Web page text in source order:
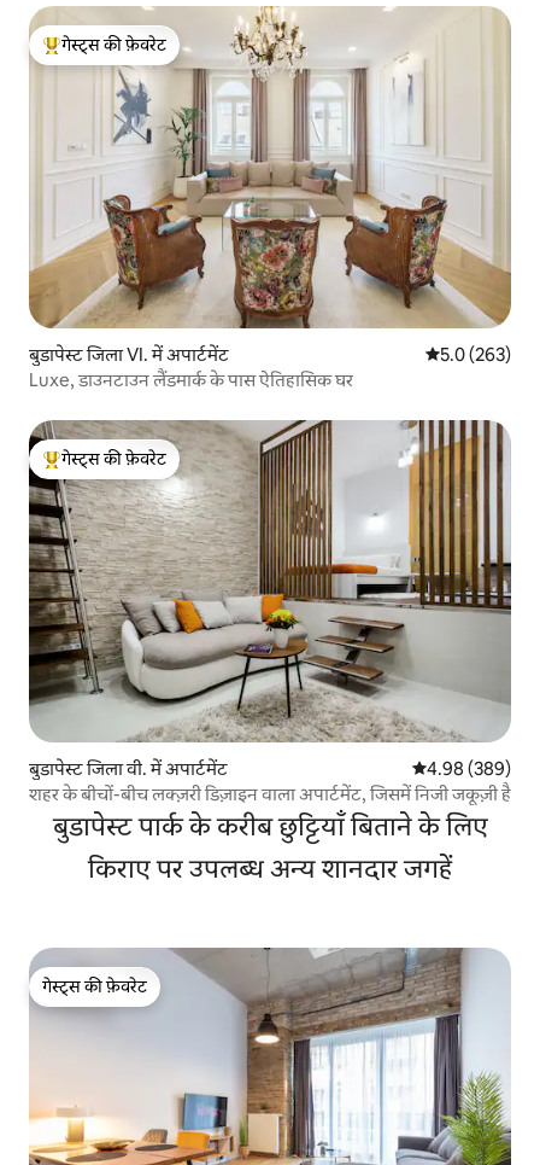
गेस्ट्स का टॉप फ़ेवरेट
गेस्ट्स की फ़ेवरेट
बुडापेस्ट जिला VI. में अपार्टमेंट औसत रेटिंग 5 में
5.0 (263)
Luxe, डाउनटाउन लैंडमार्क के पास ऐतिहासिक घर
गेस्ट्स का टॉप फ़ेवरेट
गेस्ट्स की फ़ेवरेट
बुडापेस्ट जिला वी. में अपार्टमेंट औसत रेटिंग 5 में से
4.98 (389)
शहर के बीचों-बीच लक्ज़री डिज़ाइन वाला अपार्टमेंट, जिसमें निजी जकूज़ी है
बुडापेस्ट पार्क के करीब छुट्टियाँ बिताने के लिए
किराए पर उपलब्ध अन्य शानदार जगहें
गेस्ट्स की फ़ेवरेट
गेस्ट्स की फ़ेवरेट